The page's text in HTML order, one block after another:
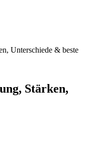
Unterschiede & beste
Stärken,